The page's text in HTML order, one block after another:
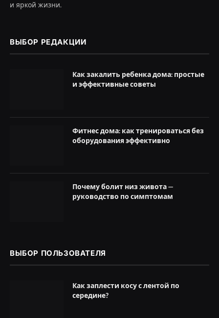
и яркой жизни.
ВЫБОР РЕДАКЦИИ
Как закалить ребенка дома: простые
и эффективные советы
Фитнес дома: как тренироваться без
оборудования эффективно
Почему болит низ живота —
руководство по симптомам
ВЫБОР ПОЛЬЗОВАТЕЛЯ
Как заплести косу с лентой по
середине?